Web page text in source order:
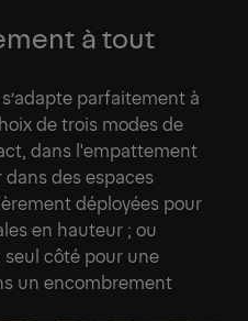
à tout
parfaitement à
de trois modes de
dans l'empattement
des espaces
déployées pour
en hauteur ; ou
seul côté pour une
un encombrement